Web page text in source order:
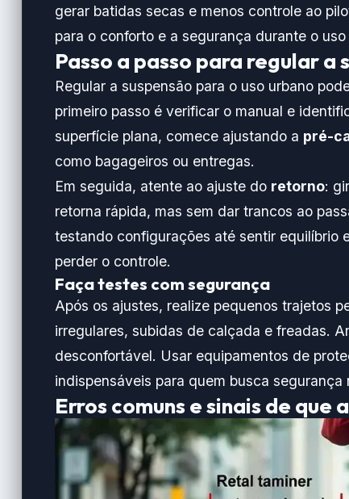
gerar batidas secas e menos controle ao
para o conforto e a segurança durante o uso
Passo a passo para regular a
Regular a suspensão para o uso urbano
primeiro passo é verificar o manual e
superfície plana, comece ajustando a pré-
como bagageiros ou entregas.
Em seguida, atente ao ajuste do retorno:
retorna rápida, mas sem dar trancos ao
testando configurações até sentir equilíbrio
perder o controle.
Faça testes com segurança
Após os ajustes, realize pequenos trajetos
irregulares, subidas de calçada e freadas.
desconfortável. Usar equipamentos de
indispensáveis para quem busca segurança
Erros comuns e sinais de